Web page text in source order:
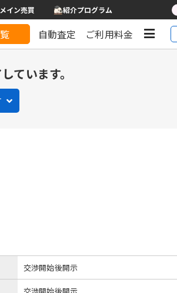
イン売買 紹介プログラム
自動査定 ご利用料金
ています。
交渉開始後開示
交渉開始後開示